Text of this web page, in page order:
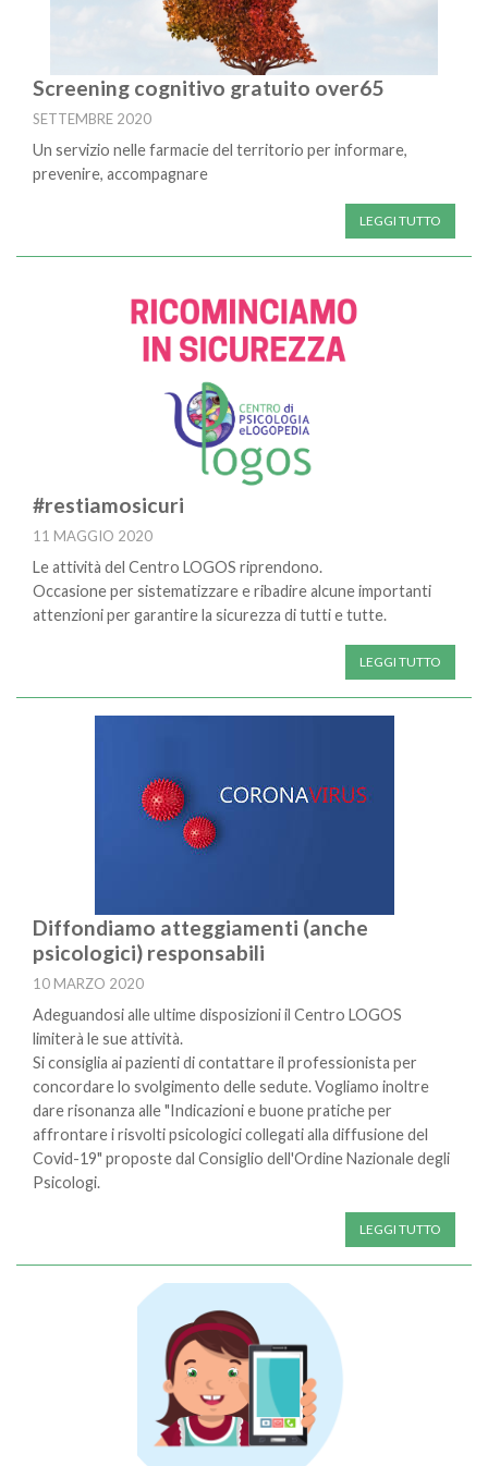
Screening cognitivo gratuito over65
SETTEMBRE 2020
Un servizio nelle farmacie del territorio per informare,
prevenire, accompagnare
LEGGI TUTTO
#restiamosicuri
11 MAGGIO 2020
Le attività del Centro LOGOS riprendono.
Occasione per sistematizzare e ribadire alcune importanti
attenzioni per garantire la sicurezza di tutti e tutte.
LEGGI TUTTO
Diffondiamo atteggiamenti (anche
psicologici) responsabili
10 MARZO 2020
Adeguandosi alle ultime disposizioni il Centro LOGOS
limiterà le sue attività.
Si consiglia ai pazienti di contattare il professionista per
concordare lo svolgimento delle sedute. Vogliamo inoltre
dare risonanza alle "Indicazioni e buone pratiche per
affrontare i risvolti psicologici collegati alla diffusione del
Covid-19" proposte dal Consiglio dell'Ordine Nazionale degli
Psicologi.
LEGGI TUTTO